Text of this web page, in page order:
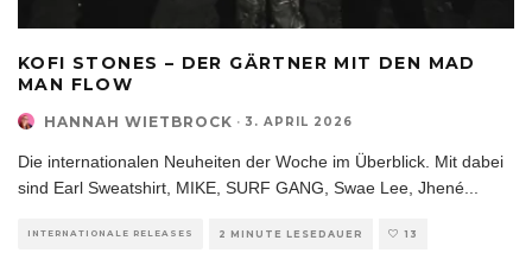
KOFI STONES – DER GÄRTNER MIT DEN MAD
MAN FLOW
HANNAH WIETBROCK · 3. APRIL 2026
Die internationalen Neuheiten der Woche im Überblick. Mit dabei
sind Earl Sweatshirt, MIKE, SURF GANG, Swae Lee, Jhené
INTERNATIONALE RELEASES 2 MINUTE LESEDAUER 13